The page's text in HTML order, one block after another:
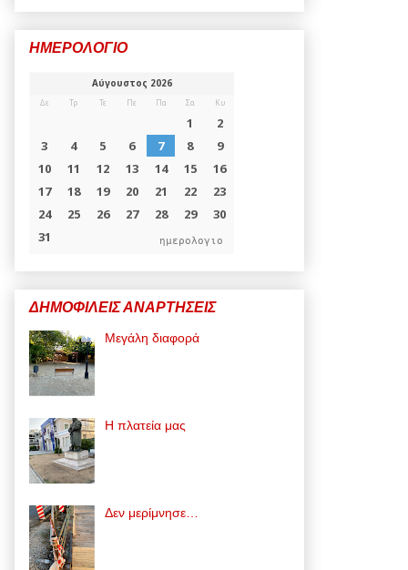
ΗΜΕΡΟΛΟΓΙΟ
ημερολογιο
ΔΗΜΟΦΙΛΕΙΣ ΑΝΑΡΤΗΣΕΙΣ
Μεγάλη διαφορά
Η πλατεία μας
Δεν μερίμνησε…